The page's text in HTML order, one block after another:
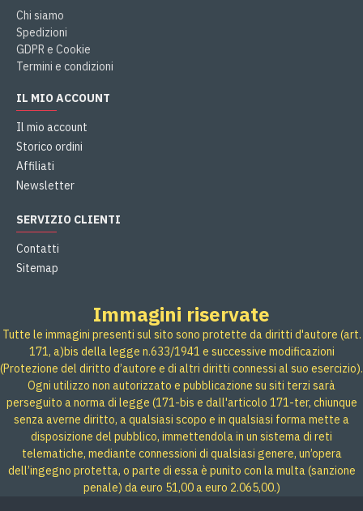
Chi siamo
Spedizioni
GDPR e Cookie
Termini e condizioni
IL MIO ACCOUNT
Il mio account
Storico ordini
Affiliati
Newsletter
SERVIZIO CLIENTI
Contatti
Sitemap
Immagini riservate
Tutte le immagini presenti sul sito sono protette da diritti d'autore (art.
171, a)bis della legge n.633/1941 e successive modificazioni
(Protezione del diritto d’autore e di altri diritti connessi al suo esercizio).
Ogni utilizzo non autorizzato e pubblicazione su siti terzi sarà
perseguito a norma di legge (171-bis e dall'articolo 171-ter, chiunque
senza averne diritto, a qualsiasi scopo e in qualsiasi forma mette a
disposizione del pubblico, immettendola in un sistema di reti
telematiche, mediante connessioni di qualsiasi genere, un’opera
dell’ingegno protetta, o parte di essa è punito con la multa (sanzione
penale) da euro 51,00 a euro 2.065,00.)